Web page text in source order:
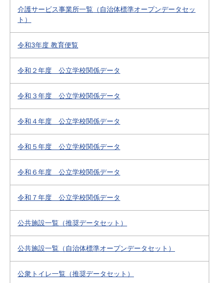
介護サービス事業所一覧（自治体標準オープンデータセッ
ト）
令和3年度 教育便覧
令和２年度 公立学校関係データ
令和３年度 公立学校関係データ
令和４年度 公立学校関係データ
令和５年度 公立学校関係データ
令和６年度 公立学校関係データ
令和７年度 公立学校関係データ
公共施設一覧（推奨データセット）
公共施設一覧（自治体標準オープンデータセット）
公衆トイレ一覧（推奨データセット）